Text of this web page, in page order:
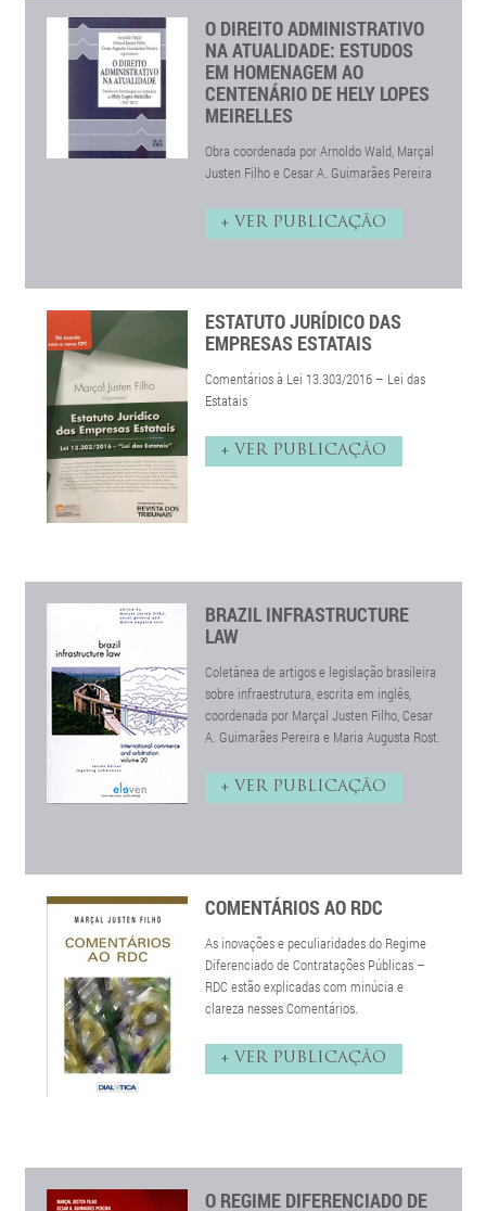
O DIREITO ADMINISTRATIVO
NA ATUALIDADE: ESTUDOS
EM HOMENAGEM AO
CENTENÁRIO DE HELY LOPES
MEIRELLES
Obra coordenada por Arnoldo Wald, Marçal
Justen Filho e Cesar A. Guimarães Pereira
+ VER PUBLICAÇÃO
ESTATUTO JURÍDICO DAS
EMPRESAS ESTATAIS
Comentários à Lei 13.303/2016 – Lei das
Estatais
+ VER PUBLICAÇÃO
BRAZIL INFRASTRUCTURE
LAW
Coletânea de artigos e legislação brasileira
sobre infraestrutura, escrita em inglês,
coordenada por Marçal Justen Filho, Cesar
A. Guimarães Pereira e Maria Augusta Rost.
+ VER PUBLICAÇÃO
COMENTÁRIOS AO RDC
As inovações e peculiaridades do Regime
Diferenciado de Contratações Públicas –
RDC estão explicadas com minúcia e
clareza nesses Comentários.
+ VER PUBLICAÇÃO
O REGIME DIFERENCIADO DE